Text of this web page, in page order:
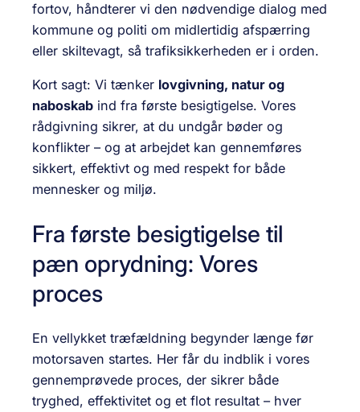
fortov, håndterer vi den nødvendige dialog med
kommune og politi om midlertidig afspærring
eller skiltevagt, så trafiksikkerheden er i orden.
Kort sagt: Vi tænker lovgivning, natur og
naboskab ind fra første besigtigelse. Vores
rådgivning sikrer, at du undgår bøder og
konflikter – og at arbejdet kan gennemføres
sikkert, effektivt og med respekt for både
mennesker og miljø.
Fra første besigtigelse til
pæn oprydning: Vores
proces
En vellykket træfældning begynder længe før
motorsaven startes. Her får du indblik i vores
gennemprøvede proces, der sikrer både
tryghed, effektivitet og et flot resultat – hver